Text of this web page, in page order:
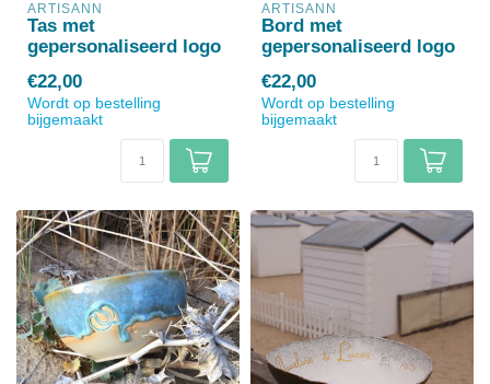
ARTISANN
Tas met
gepersonaliseerd logo
€22,00
Wordt op bestelling
bijgemaakt
ARTISANN
Bord met
gepersonaliseerd logo
€22,00
Wordt op bestelling
bijgemaakt